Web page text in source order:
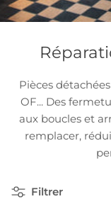
Pièces
OF... Des
aux boucles et
remplacer,
Filtrer